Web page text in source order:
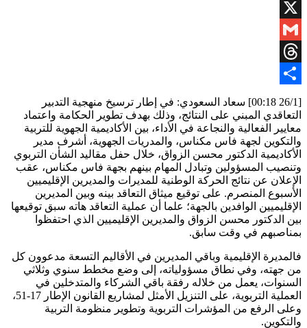
Messenger
X
Gmail
Threads
[26/1 00:18] سعاد السعودي: في إطار ترسيخ منهجية التدبير
التعاقدي المبني على النتائج، وذلك بهدف تطوير الحكامة واعتماد
معايير الفعالية والنجاعة في الأداء، بين الأكاديمية الجهوية للتربية
والتكوين لجهة فاس مكناس، والمدريات الجهوية، أشرف مدير
الأكاديمية الدكتور محسن الزواق، خلال حفل مقاليد الشأن التربوي
وتنصيب المسؤولين وتبادل المهام بينهم بجهة فاس مكناس، عقب
الإعلان عن نتائج الحركة الوطنية للمديرات والمديرين الإقليميين
الأسبوع المنصرم. على توقيع ميثاق التعاقد بينه وبين المديرين
الإقليميين الوافدين بالجهة؛ علما أن عملية التعاقد هاته سبق توقيعها
بين الدكتور محسن الزواق والمديرين الإقليميين الذي احتفظوا
بمناصبهم في وقت سابق.
فالمديرة الإقليمية وباقي المديرين في الأقاليم التسعة مدعوون كل
من جهته، وفي نطاق مسؤولياته، إلى وضع مخطط سنوي وثلاثي
السنوات، يعمل من خلاله رفقة باقي الشركاء والمتدخلين في
العملية التربوية، على التنزيل الأمثل لمشاريع القانون الإطار 17-51،
وعلى الرفع من المؤشرات التربوية وتطوير منظومة التربية
والتكوين.